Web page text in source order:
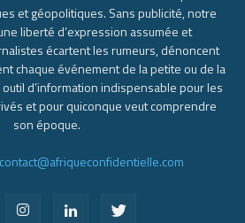
et géopolitiques. Sans publicité, notre
liberté d’expression assumée et
écartent les rumeurs, dénoncent
chaque événement de la petite ou de la
outil d’information indispensable pour les
et pour quiconque veut comprendre
son époque.
contact@afriqueconfidentielle.com